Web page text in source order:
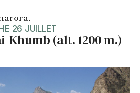
.
26 JUILLET
Khumb (alt. 1200 m.)